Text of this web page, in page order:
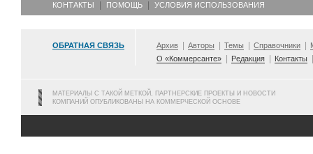
КОНТАКТЫ ПОМОЩЬ УСЛОВИЯ ИСПОЛЬЗОВАНИЯ
ОБРАТНАЯ СВЯЗЬ Архив Авторы Темы Справочники
О «Коммерсанте»
Редакция Контакты
МАТЕРИАЛЫ С ТАКОЙ МЕТКОЙ, ПАРТНЕРСКИЕ ПРОЕКТЫ И НОВОСТИ
КОМПАНИЙ ОПУБЛИКОВАНЫ НА КОММЕРЧЕСКОЙ ОСНОВЕ